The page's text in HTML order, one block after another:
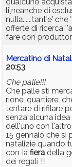
qualcuno
li',neanche di
nulla......tant'e'
offerte di ricerca
fare con
Mercatino di
20:53
Che palle!!!
Che palle sti
rione, quartiere,
tentare di rifilare
senza alcuna
dell'uno con
15 gennaio che si
natalizie quando
con la fiera della
dei regali !!!